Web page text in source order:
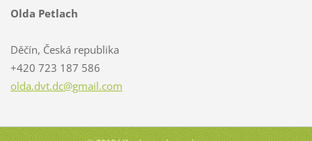
Olda Petlach
Děčín, Česká republika
+420 723 187 586
olda.dvt.dc@gmail.com